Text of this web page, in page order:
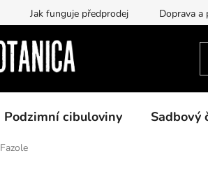
Jak funguje předprodej Doprava a
Podzimní cibuloviny Sadbový
Fazole